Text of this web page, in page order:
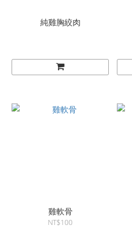
純雞胸絞肉
雞軟骨
NT$100